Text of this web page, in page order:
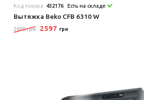
Код товара: 432176 Есть на складе
Вытяжка Beko CFB 6310 W
2600 грн 2597 грн